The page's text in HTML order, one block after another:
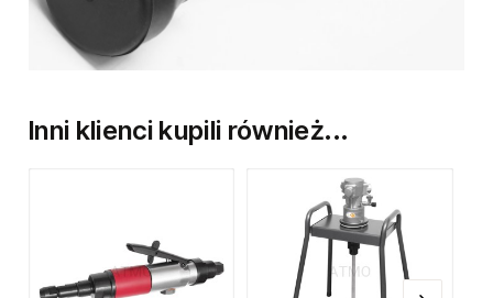
Inni klienci kupili również...